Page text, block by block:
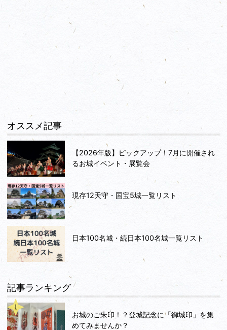
オススメ記事
【2026年版】ピックアップ！7月に開催され
るお城イベント・展覧会
現存12天守・国宝5城一覧リスト
日本100名城・続日本100名城一覧リスト
記事ランキング
お城のご朱印！？登城記念に「御城印」を集
めてみませんか？